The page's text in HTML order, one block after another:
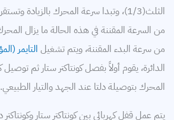
من السرعة المقننة في هذه الحالة ما يزال
من سرعة البدء المقننة، ويتم تشغيل التايمر
الدائرة، يقوم أولاً بفصل كونتاكتر ستار ثم توصيل
المحرك بتوصيلة دلتا عند الجهد والتيار الطبيعي.
يتم عمل قفل كهربائي بين كونتاكتر ستار